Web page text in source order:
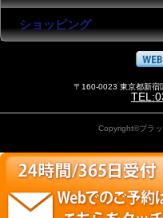
ショッピング
〒160-0023 東京都新宿
Copyright©ブラ